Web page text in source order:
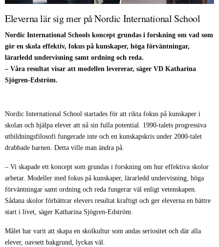
Eleverna lär sig mer på Nordic International School
Nordic International Schools koncept grundas i forskning om vad som
gör en skola effektiv, fokus på kunskaper, höga förväntningar,
lärarledd undervisning samt ordning och reda.
– Våra resultat visar att modellen levererar, säger VD Katharina
Sjögren-Edström.
Nordic International School startades för att rikta fokus på kunskaper i
skolan och hjälpa elever att nå sin fulla potential. 1990-talets progressiva
utbildningsfilosofi fungerade inte och en kunskapskris under 2000-talet
drabbade barnen. Detta ville man ändra på.
– Vi skapade ett koncept som grundas i forskning om hur effektiva skolor
arbetar. Modeller med fokus på kunskaper, lärarledd undervisning, höga
förväntningar samt ordning och reda fungerar väl enligt vetenskapen.
Sådana skolor förbättrar elevers resultat kraftigt och ger eleverna en bättre
start i livet, säger Katharina Sjögren-Edström.
Målet har varit att skapa en skolkultur som andas seriositet och där alla
elever, oavsett bakgrund, lyckas väl.